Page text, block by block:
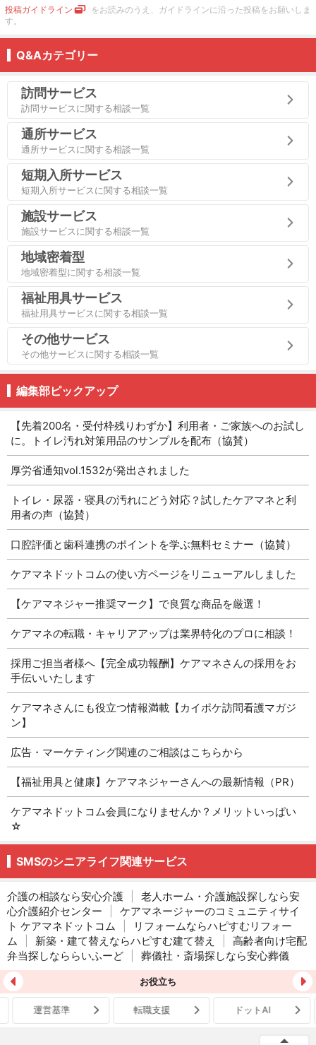
投稿ガイドライン
をお読みのうえ、ガイドラインに沿った投稿をお願いしま
す。
Q&Aカテゴリー
訪問サービス
訪問サービスに関する相談一覧
通所サービス
通所サービスに関する相談一覧
短期入所サービス
短期入所サービスに関する相談一覧
施設サービス
施設サービスに関する相談一覧
地域密着型
地域密着型に関する相談一覧
福祉用具サービス
福祉用具サービスに関する相談一覧
その他サービス
その他サービスに関する相談一覧
編集部ピックアップ
【先着200名・受付枠残りわずか】利用者・ご家族へのお試し
に。トイレ汚れ対策用品のサンプルを配布（協賛）
厚労省通知vol.1532が発出されました
トイレ・尿器・寝具の汚れにどう対応？試したケアマネと利
用者の声（協賛）
口腔評価と歯科連携のポイントを学ぶ無料セミナー（協賛）
ケアマネドットコムの使い方ページをリニューアルしました
【ケアマネジャー推奨マーク】で良質な商品を厳選！
ケアマネの転職・キャリアアップは業界特化のプロに相談！
採用ご担当者様へ【完全成功報酬】ケアマネさんの採用をお
手伝いいたします
ケアマネさんにも役立つ情報満載【カイポケ訪問看護マガジ
ン】
広告・マーケティング関連のご相談はこちらから
【福祉用具と健康】ケアマネジャーさんへの最新情報（PR）
ケアマネドットコム会員になりませんか？メリットいっぱい
☆
SMSのシニアライフ関連サービス
介護の相談なら安心介護
老人ホーム・介護施設探しなら安
心介護紹介センター
ケアマネージャーのコミュニティサイ
ト ケアマネドットコム
リフォームならハピすむリフォー
ム
新築・建て替えならハピすむ建て替え
高齢者向け宅配
弁当探しなららいふーど
葬儀社・斎場探しなら安心葬儀
お役立ち
運営基準 転職支援 ドットAI